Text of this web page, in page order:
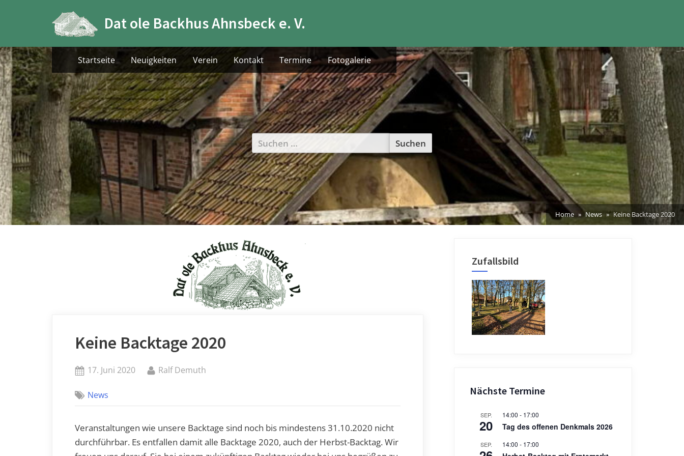
Dat ole Backhus Ahnsbeck e. V.
Startseite Neuigkeiten Verein Kontakt Termine Fotogalerie
Suchen
nach:
Home News Keine Backtage 2020
Keine Backtage 2020
Posted
17. Juni 2020 By
Ralf Demuth
News
Veranstaltungen wie unsere Backtage sind noch bis mindestens 31.10.2020 nicht
durchführbar. Es entfallen damit alle Backtage 2020, auch der Herbst-Backtag. Wir
Zufallsbild
Nächste Termine
SEP.
20
14:00 - 17:00
Tag des offenen Denkmals 2026
SEP. 14:00 - 17:00